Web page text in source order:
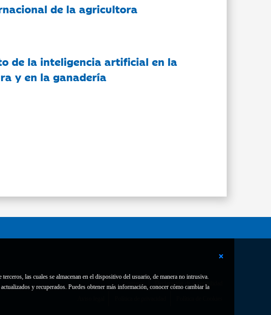
las cuales se almacenan en el dispositivo del usuario, de manera no intrusiva.
y recuperados. Puedes obtener más información, conocer cómo cambiar la
de la agricultora
de la inteligencia artificial en la
y en la ganadería
Contacto Declaración de accesibilidad